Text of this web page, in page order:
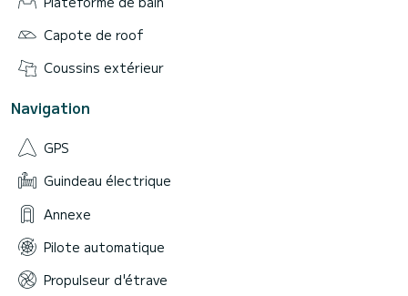
Capote de roof
Coussins extérieur
Navigation
GPS
Guindeau électrique
Annexe
Pilote automatique
Propulseur d'étrave